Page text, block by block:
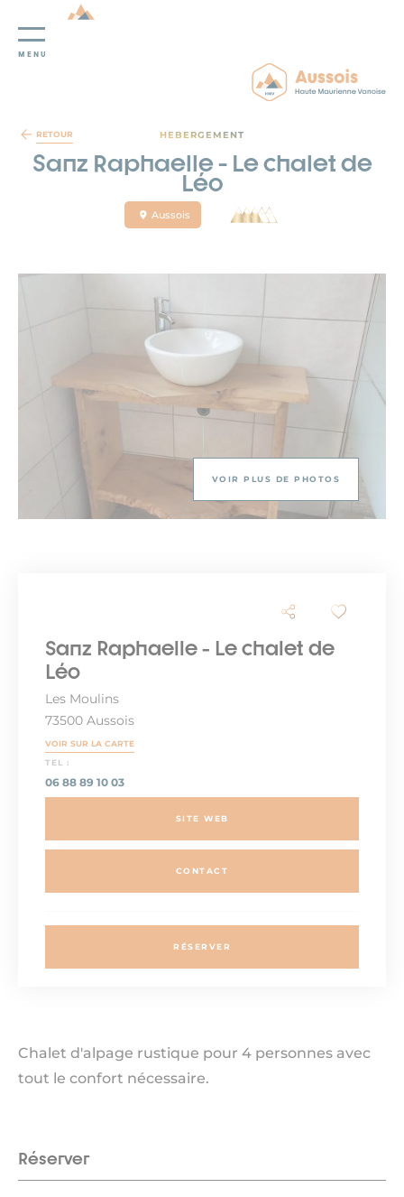
Panneau de gestion des cookies
MENU
RETOUR HEBERGEMENT
Sanz Raphaelle - Le chalet de
Léo
Aussois
VOIR PLUS DE PHOTOS
Chalet d'alpage rustique pour 4 personnes avec
tout le confort nécessaire.
Réserver
Sanz Raphaelle - Le chalet de
Léo
Les Moulins
73500 Aussois
VOIR SUR LA CARTE
TEL :
06 88 89 10 03
SITE WEB
CONTACT
RÉSERVER